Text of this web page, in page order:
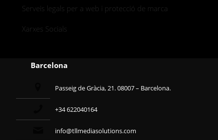
Serveis legals per a web i protecció de marca
Xarxes Socials
Barcelona
Passeig de Gràcia, 21. 08007 – Barcelona.
+34 622040164
info@tllmediasolutions.com